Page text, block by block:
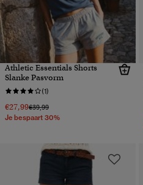
Athletic Essentials Shorts
Slanke Pasvorm
(1)
€27,99Prijs verlaagd van
€39,99naar
Je bespaart 30%